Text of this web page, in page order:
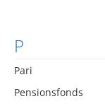
P
Pari
Pensionsfonds